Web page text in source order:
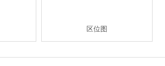
区位图